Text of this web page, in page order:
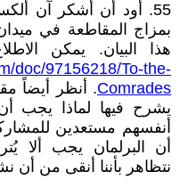
55. أود أن أشكر آن
بمزاج المقاطعة في
هذا البيان. يمكن
doc/97156218/To-the-
Comrades. أنظر أيضاً
يشرح فيها لماذا يجب أن
أنفسهم مستعدين
أن البرلمان يجب ألا
نتظاهر بأننا أنقى من أن